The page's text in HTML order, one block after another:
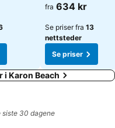
fra 634 kr
Se priser fra 13
nettsteder
Se priser
i Karon Beach
siste 30 dagene